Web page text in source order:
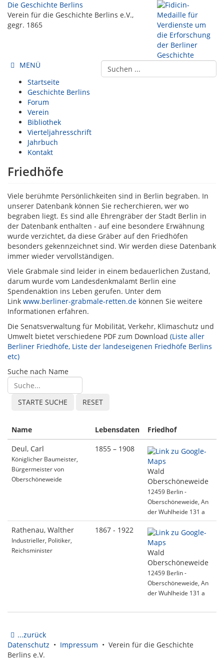
Die Geschichte Berlins
Verein für die Geschichte Berlins e.V.,
gegr. 1865
MENÜ
Startseite
Geschichte Berlins
Forum
Verein
Bibliothek
Vierteljahresschrift
Jahrbuch
Kontakt
Friedhöfe
Viele berühmte Persönlichkeiten sind in Berlin begraben. In
unserer Datenbank können Sie recherchieren, wer wo
begraben liegt. Es sind alle Ehrengräber der Stadt Berlin in
der Datenbank enthalten - auf eine besondere Erwähnung
wurde verzichtet, da diese Gräber auf den Friedhöfen
besonders gekennzeichnet sind. Wir werden diese Datenbank
immer wieder vervollständigen.
Viele Grabmale sind leider in einem bedauerlichen Zustand,
darum wurde vom Landesdenkmalamt Berlin eine
Spendenaktion ins Leben gerufen. Unter dem
Link www.berliner-grabmale-retten.de können Sie weitere
Informationen erfahren.
Die Senatsverwaltung für Mobilität, Verkehr, Klimaschutz und
Umwelt bietet verschiedene PDF zum Download (Liste aller
Berliner Friedhöfe, Liste der landeseigenen Friedhöfe Berlins
etc)
Suche nach Name
Name Lebensdaten
Friedhof
Deul, Carl
Königlicher Baumeister,
Bürgermeister von
Oberschöneweide
1855 – 1908
Wald
Oberschöneweide
12459 Berlin -
Oberschöneweide, An
der Wuhlheide 131 a
Rathenau, Walther
Industrieller, Politiker,
Reichsminister
1867 - 1922
Wald
Oberschöneweide
12459 Berlin -
Oberschöneweide, An
der Wuhlheide 131 a
...zurück
Datenschutz • Impressum • Verein für die Geschichte
Berlins e.V.